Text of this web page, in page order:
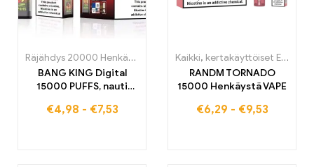
Räjähdys 20000 Henkäystä kertakäyttöiset E-savut,
BANG KING Digital
15000 PUFFS, nauti
kokemuksesta
€4,98 - €7,53
Kaikki, kertakäyttöiset E-savut
RANDM TORNADO
15000 Henkäystä VAPE
€6,29 - €9,53